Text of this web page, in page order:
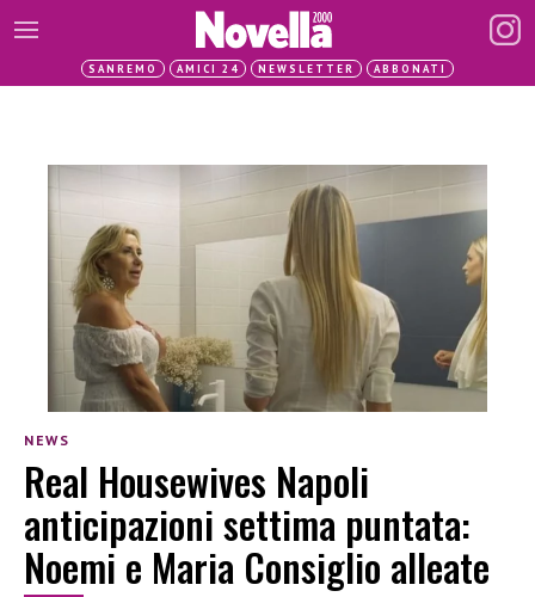
SANREMO AMICI 24 NEWSLETTER ABBONATI
NEWS
Real Housewives Napoli
anticipazioni settima puntata:
Noemi e Maria Consiglio alleate